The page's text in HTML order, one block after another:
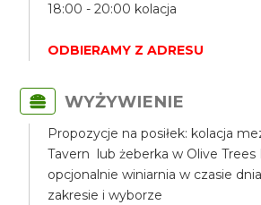
18:00 - 20:00 kolacja
ODBIERAMY Z ADRESU
WYŻYWIENIE
Propozycje na posiłek: kolacja
Tavern lub żeberka w Olive Trees
opcjonalnie winiarnia w czasie
zakresie i wyborze